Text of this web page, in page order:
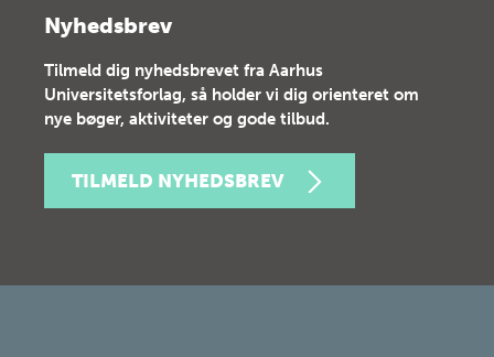
Nyhedsbrev
Tilmeld dig nyhedsbrevet fra Aarhus
Universitetsforlag, så holder vi dig orienteret om
nye bøger, aktiviteter og gode tilbud.
TILMELD NYHEDSBREV